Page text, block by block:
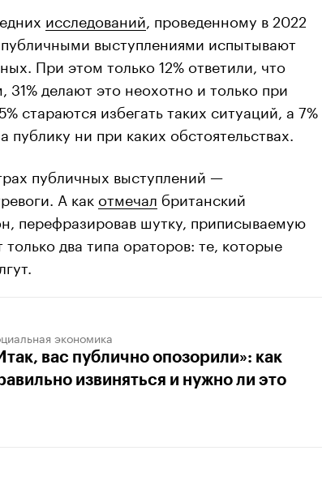
исследований , проведенному в 2022
выступлениями испытывают
При этом только 12% ответили, что
31% делают это неохотно и только при
стараются избегать таких ситуаций, а 7%
ни при каких обстоятельствах.
публичных выступлений —
А как отмечал британский
перефразировав шутку, приписываемую
два типа ораторов: те, которые
экономика
вас публично опозорили»: как
извиняться и нужно ли это